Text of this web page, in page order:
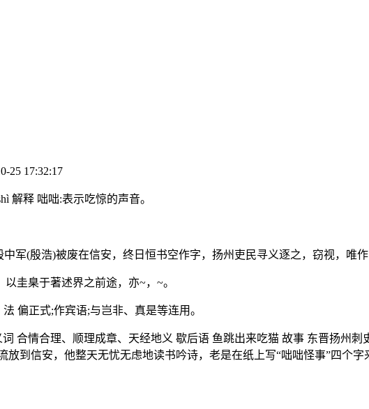
25 17:32:17
解释 咄咄:表示吃惊的声音。
中军(殷浩)被废在信安，终日恒书空作字，扬州吏民寻义逐之，窃视，唯作
圭臬于著述界之前途，亦~，~。
偏正式;作宾语;与岂非、真是等连用。
合情合理、顺理成章、天经地义 歇后语 鱼跳出来吃猫 故事 东晋扬州
到信安，他整天无忧无虑地读书吟诗，老是在纸上写“咄咄怪事”四个字